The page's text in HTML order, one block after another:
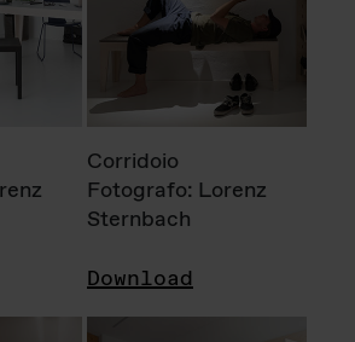
Corridoio
Fotografo: Lorenz
Sternbach
Download